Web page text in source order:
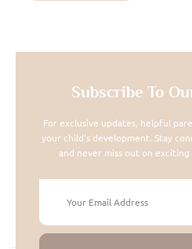
Subscribe To
For exclusive updates, helpful
your child's development. Stay
and never miss out on